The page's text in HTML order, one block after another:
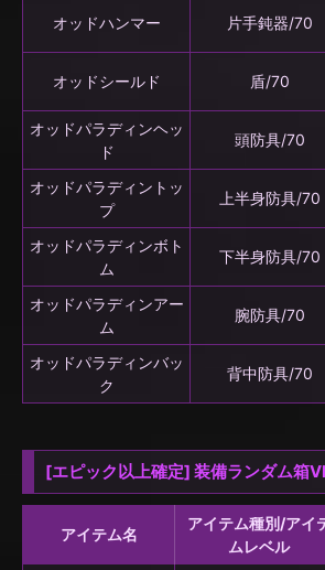
オッドハンマー 片手鈍器/70
オッドシールド 盾/70
オッドパラディンヘッ
ド
頭防具/70
オッドパラディントッ
プ
上半身防具/70
オッドパラディンボト
ム
下半身防具/70
オッドパラディンアー
ム
腕防具/70
オッドパラディンバッ
ク
背中防具/70
[エピック以上確定] 装備ランダム箱
アイテム名
アイテム種別/アイ
ムレベル